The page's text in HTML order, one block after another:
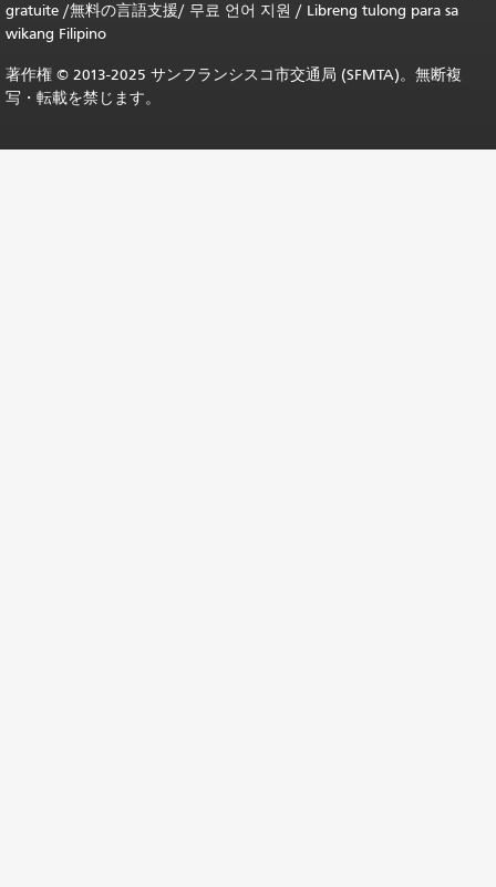
gratuite /無料の言語支援/ 무료 언어 지원 / Libreng tulong para sa
wikang Filipino
著作権 © 2013-2025 サンフランシスコ市交通局 (SFMTA)。無断複
写・転載を禁じます。